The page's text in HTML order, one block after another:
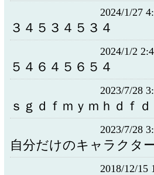
2024/1/27
３４５３４５３４
2024/1/2
５４６４５６５４
2023/7/28
ｓｇｄｆｍｙｍｈｄｆｄ
2023/7/28
自分だけのキャラクタ
2018/12/15